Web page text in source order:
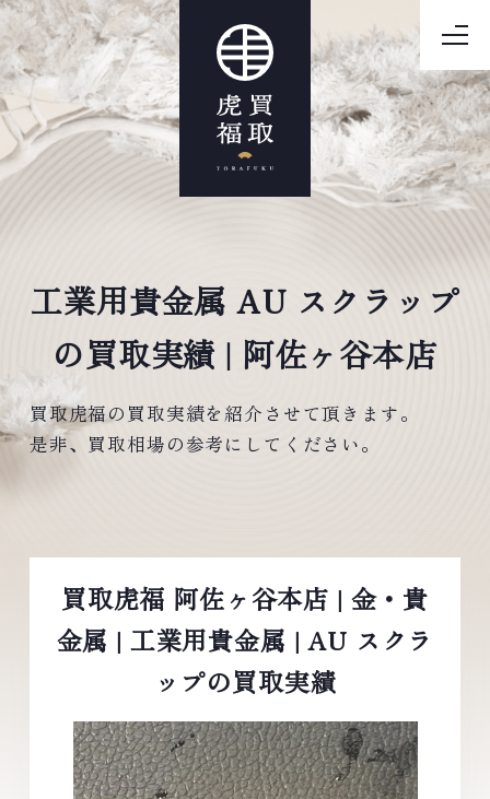
工業用貴金属 AU スクラップ
の買取実績 | 阿佐ヶ谷本店
買取虎福の買取実績を紹介させて頂きます。
是非、買取相場の参考にしてください。
買取虎福 阿佐ヶ谷本店 | 金・貴
金属 | 工業用貴金属 | AU スクラ
ップの買取実績